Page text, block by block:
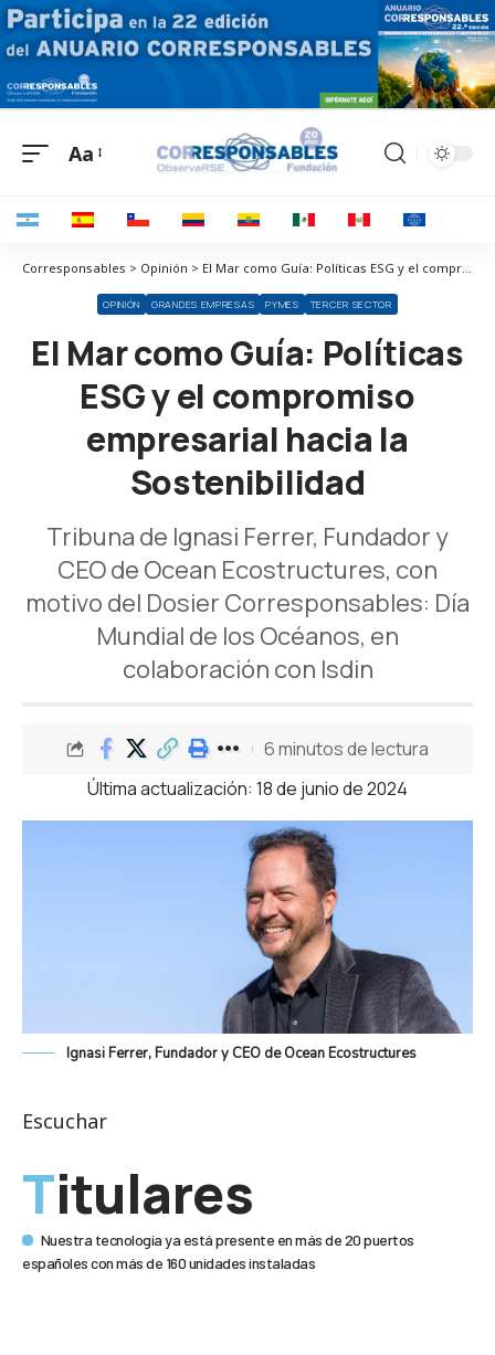
Aa
Corresponsables > Opinión > El Mar como Guía: Políticas ESG y el compromiso empresarial hacia la Sostenibilidad
OPINIÓN GRANDES EMPRESAS PYMES TERCER SECTOR
El Mar como Guía: Políticas
ESG y el compromiso
empresarial hacia la
Sostenibilidad
Tribuna de Ignasi Ferrer, Fundador y
CEO de Ocean Ecostructures, con
motivo del Dosier Corresponsables: Día
Mundial de los Océanos, en
colaboración con Isdin
Última actualización: 18 de junio de 2024
6 minutos de lectura
Ignasi Ferrer, Fundador y CEO de Ocean Ecostructures
Escuchar
Titulares
Nuestra tecnología ya está presente en más de 20 puertos
españoles con más de 160 unidades instaladas